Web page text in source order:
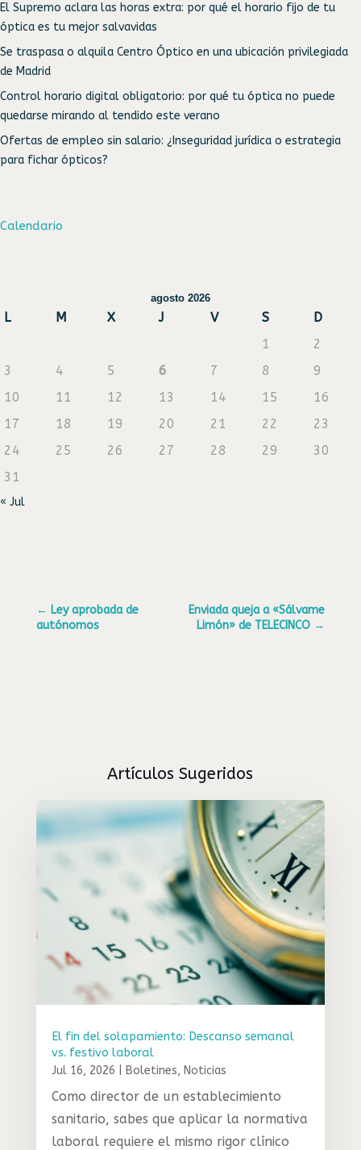
El Supremo aclara las horas extra: por qué el horario fijo de tu
óptica es tu mejor salvavidas
Se traspasa o alquila Centro Óptico en una ubicación privilegiada
de Madrid
Control horario digital obligatorio: por qué tu óptica no puede
quedarse mirando al tendido este verano
Ofertas de empleo sin salario: ¿Inseguridad jurídica o estrategia
para fichar ópticos?
Calendario
agosto 2026
L M X J V S
D
1
2
3
4 5 6 7 8
9
10
11 12 13 14 15
16
17
18 19 20 21 22
23
24
25 26 27 28 29
30
31
« Jul
← Ley aprobada de
autónomos
Enviada queja a «Sálvame
Limón» de TELECINCO →
Artículos Sugeridos
El fin del solapamiento: Descanso semanal
vs. festivo laboral
Jul 16, 2026
Boletines, Noticias
Como director de un establecimiento
sanitario, sabes que aplicar la normativa
laboral requiere el mismo rigor clínico